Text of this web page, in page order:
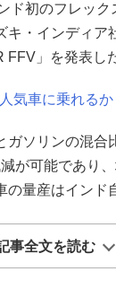
ド初のフレック
キ・インディ
」を発表し
気車に乗れる
ガソリンの混合
が可能であり
量産はインド
事全文を読む